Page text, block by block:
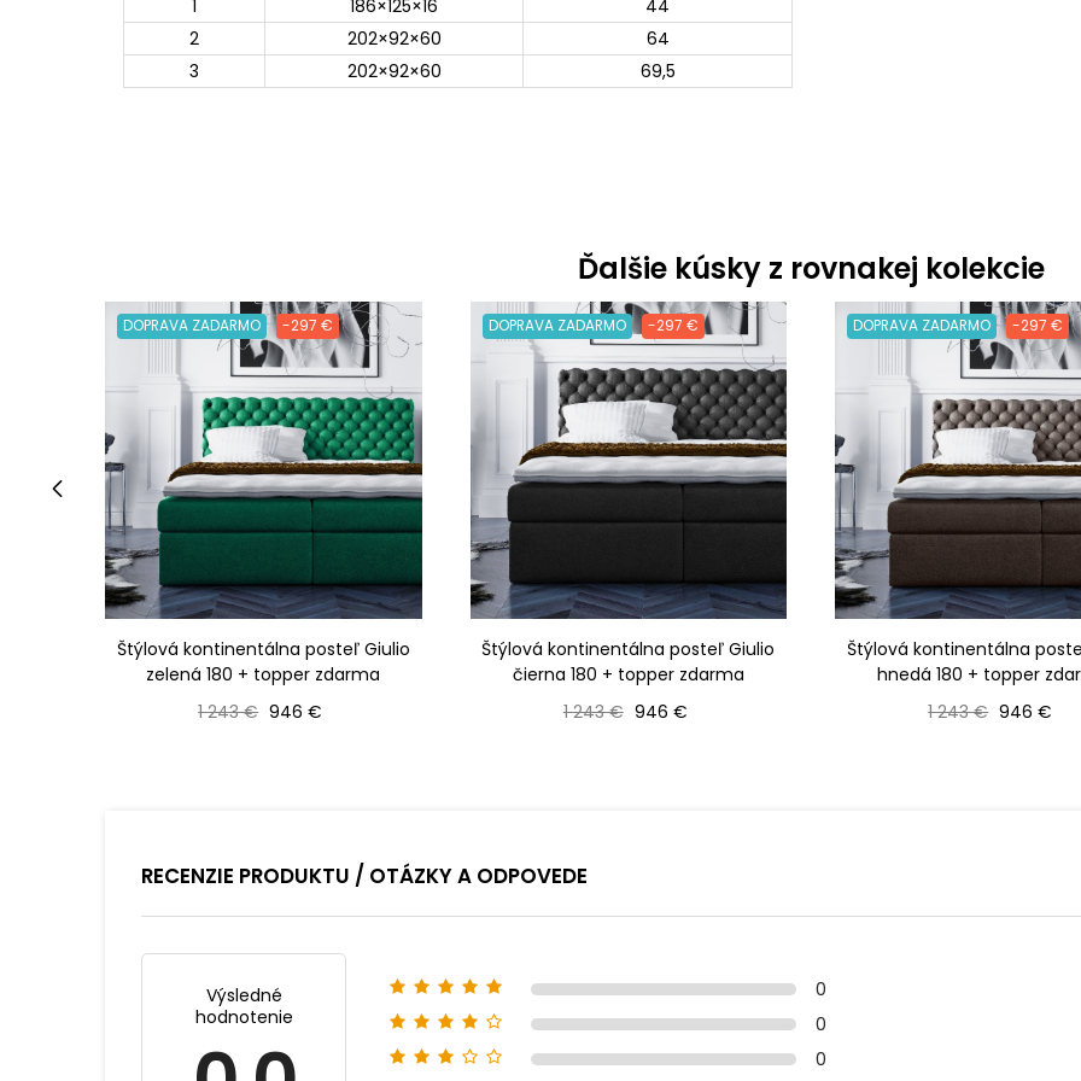
1
186×125×16
44
2
202×92×60
64
3
202×92×60 69,5
Ďalšie kúsky z rovnakej kolekcie
DOPRAVA ZADARMO -297 €
Štýlová kontinentálna posteľ Giulio
zelená 180 + topper zdarma
Bežná cena
1 243 € Cena
946 €
DOPRAVA ZADARMO -297 €
Štýlová kontinentálna posteľ Giulio
čierna 180 + topper zdarma
Bežná cena
1 243 € Cena
946 €
DOPRAVA ZADARMO -297 €
Štýlová kontinentálna
hnedá 180 + topper
Bežná cena
1 243 € Cena
946 €
RECENZIE PRODUKTU / OTÁZKY A ODPOVEDE
Výsledné
hodnotenie
0
0
0